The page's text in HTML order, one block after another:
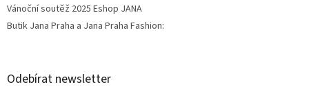
Vánoční soutěž 2025 Eshop JANA
Butik Jana Praha a Jana Praha Fashion:
Odebírat newsletter